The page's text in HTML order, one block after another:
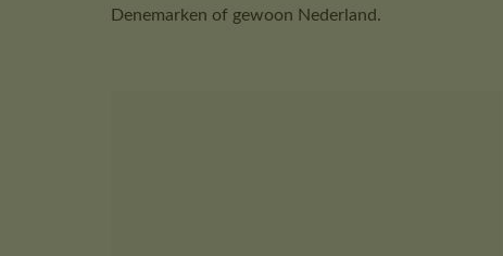
Denemarken of gewoon Nederland.